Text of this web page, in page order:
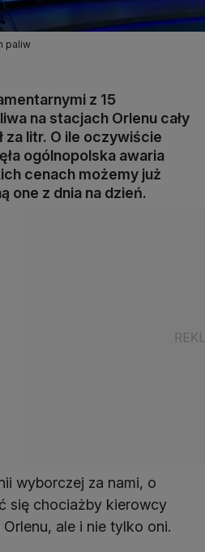
paliw
z 15
na stacjach Orlenu cały
za litr. O ile oczywiście
ogólnopolska awaria
cenach możemy już
one z dnia na dzień.
wyborczej za nami, o
się chociażby kierowcy
ale i nie tylko oni.